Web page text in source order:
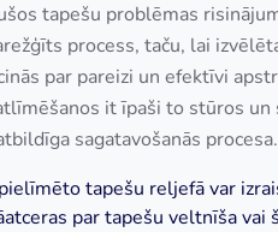
tapešu problēmas
process, taču, lai
par pareizi un efektīvi
it īpaši to stūros un
sagatavošanās procesa.
tapešu reljefā var
par tapešu veltnīša vai